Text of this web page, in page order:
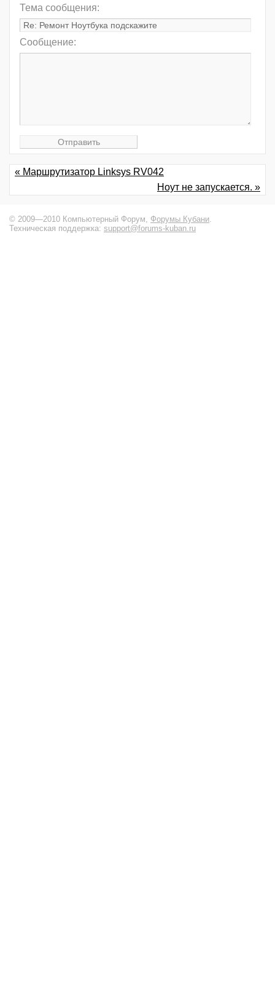
Тема сообщения:
Сообщение:
« Маршрутизатор Linksys RV042
Ноут не запускается. »
© 2009—2010 Компьютерный Форум, Форумы Кубани
Техническая поддержка: support@forums-kuban.ru